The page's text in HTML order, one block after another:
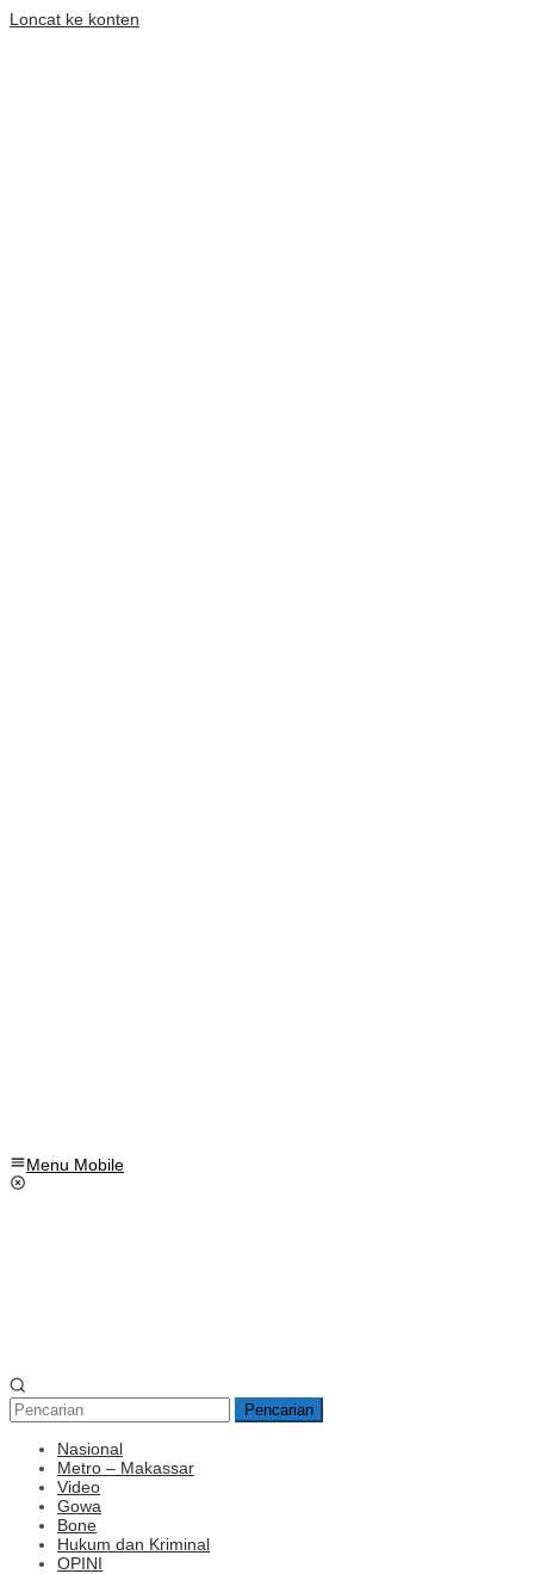
Loncat ke konten
Menu Mobile
Pencarian
Nasional
Metro – Makassar
Video
Gowa
Bone
Hukum dan Kriminal
OPINI